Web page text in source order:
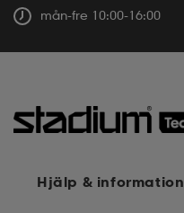
mån-fre 10:00-16:00
Hjälp & information